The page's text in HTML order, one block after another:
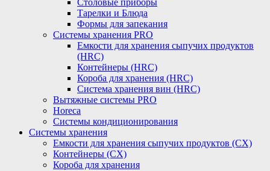
Столовые приборы
Тарелки и Блюда
Формы для запекания
Системы хранения PRO
Емкости для хранения сыпучих продуктов
(HRC)
Контейнеры (HRC)
Короба для хранения (HRC)
Система хранения вин (HRC)
Вытяжные системы PRO
Horeca
Системы кондиционирования
Системы хранения
Емкости для хранения сыпучих продуктов (СХ)
Контейнеры (СХ)
Короба для хранения